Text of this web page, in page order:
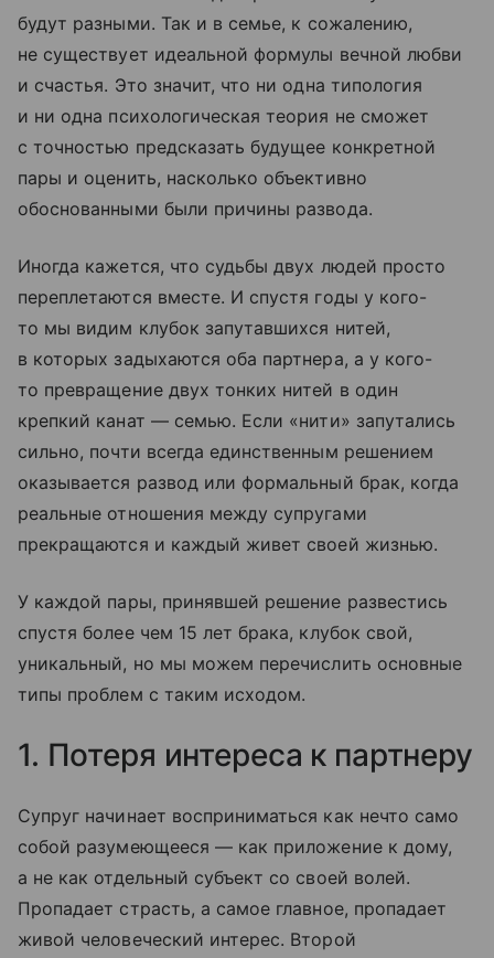
будут разными. Так и в семье, к сожалению,
не существует идеальной формулы вечной любви
и счастья. Это значит, что ни одна типология
и ни одна психологическая теория не сможет
с точностью предсказать будущее конкретной
пары и оценить, насколько объективно
обоснованными были причины развода.
Иногда кажется, что судьбы двух людей просто
переплетаются вместе. И спустя годы у кого-
то мы видим клубок запутавшихся нитей,
в которых задыхаются оба партнера, а у кого-
то превращение двух тонких нитей в один
крепкий канат — семью. Если «нити» запутались
сильно, почти всегда единственным решением
оказывается развод или формальный брак, когда
реальные отношения между супругами
прекращаются и каждый живет своей жизнью.
У каждой пары, принявшей решение развестись
спустя более чем 15 лет брака, клубок свой,
уникальный, но мы можем перечислить основные
типы проблем с таким исходом.
1. Потеря интереса к партнеру
Супруг начинает восприниматься как нечто само
собой разумеющееся — как приложение к дому,
а не как отдельный субъект со своей волей.
Пропадает страсть, а самое главное, пропадает
живой человеческий интерес. Второй